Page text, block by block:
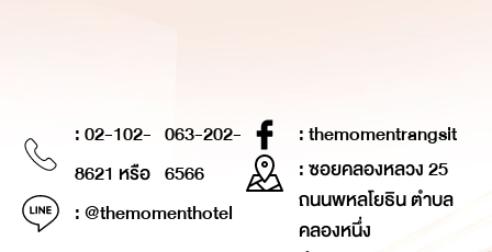
: 02-102-
8621 หรือ
063-202-
6566
: @themomenthotel
: themomentrangsit
: ซอยคลองหลวง 25
ถนนพหลโยธิน ตำบล
คลองหนึ่ง